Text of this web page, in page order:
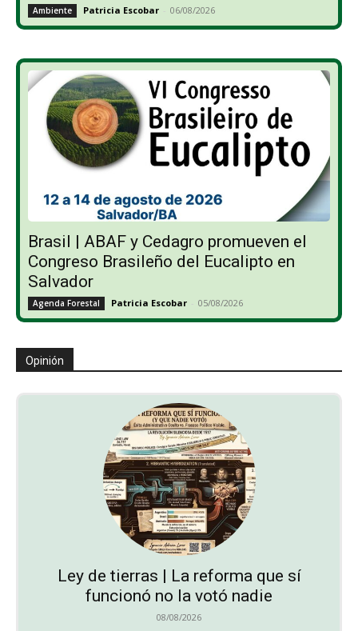
Ambiente Patricia Escobar - 06/08/2026
Brasil | ABAF y Cedagro promueven el
Congreso Brasileño del Eucalipto en
Salvador
Agenda Forestal Patricia Escobar - 05/08/2026
Opinión
Ley de tierras | La reforma que sí
funcionó no la votó nadie
08/08/2026